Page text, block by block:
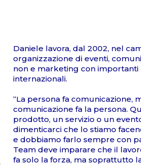
Daniele lavora, dal 2002, nel
organizzazione di eventi,
non e marketing con importanti
internazionali.
“La persona fa comunicazione,
comunicazione fa la persona.
prodotto, un servizio o un
dimenticarci che lo stiamo
e dobbiamo farlo sempre con
Team deve imparare che il
fa solo la forza, ma soprattutto